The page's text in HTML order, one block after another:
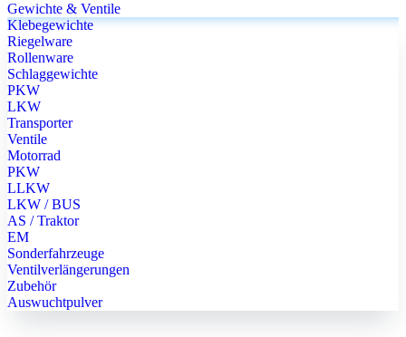
Gewichte & Ventile
Klebegewichte
Riegelware
Rollenware
Schlaggewichte
PKW
LKW
Transporter
Ventile
Motorrad
PKW
LLKW
LKW / BUS
AS / Traktor
EM
Sonderfahrzeuge
Ventilverlängerungen
Zubehör
Auswuchtpulver